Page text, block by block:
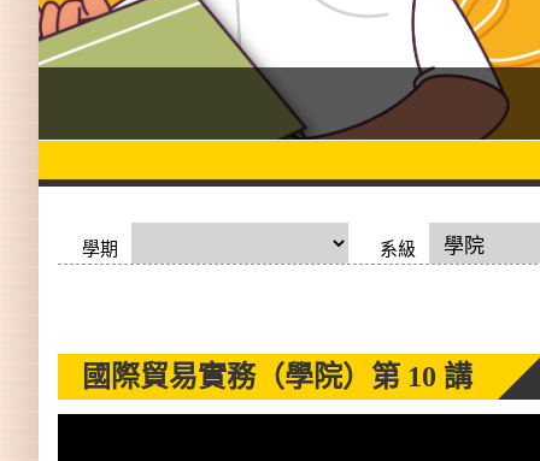
學期 系級
國際貿易實務（學院） 第 10 講